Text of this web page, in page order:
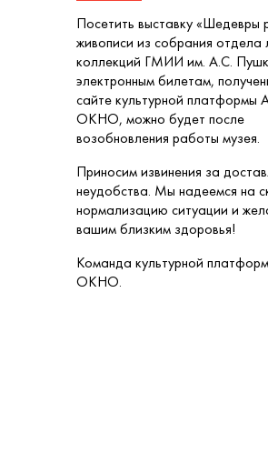
Посетить выставку «Шедевры
живописи из собрания отдела
коллекций ГМИИ им. А.С.
электронным билетам,
сайте культурной платформы
ОКНО, можно будет после
возобновления работы музея.
Приносим извинения за
неудобства. Мы надеемся на
нормализацию ситуации и
вашим близким здоровья!
Команда культурной
ОКНО.